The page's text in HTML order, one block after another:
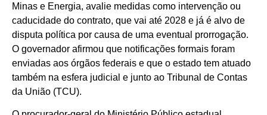
Minas e Energia, avalie medidas como intervenção ou
caducidade do contrato, que vai até 2028 e já é alvo de
disputa política por causa de uma eventual prorrogação.
O governador afirmou que notificações formais foram
enviadas aos órgãos federais e que o estado tem atuado
também na esfera judicial e junto ao Tribunal de Contas
da União (TCU).